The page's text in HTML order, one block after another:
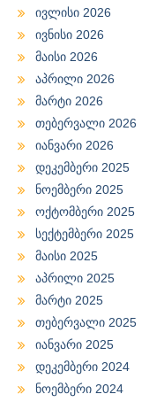
ივლისი 2026
ივნისი 2026
მაისი 2026
აპრილი 2026
მარტი 2026
თებერვალი 2026
იანვარი 2026
დეკემბერი 2025
ნოემბერი 2025
ოქტომბერი 2025
სექტემბერი 2025
მაისი 2025
აპრილი 2025
მარტი 2025
თებერვალი 2025
იანვარი 2025
დეკემბერი 2024
ნოემბერი 2024